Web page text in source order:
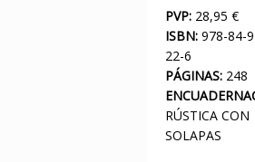
PVP: 28,95 €
ISBN: 978-84-
22-6
PÁGINAS: 248
RÚSTICA CON
SOLAPAS